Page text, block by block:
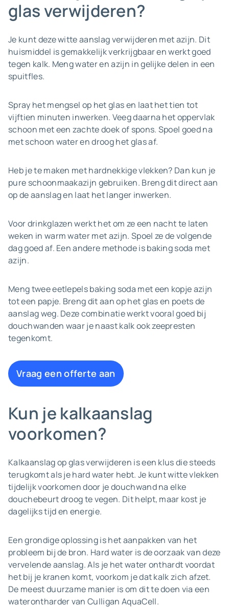
glas verwijderen?
Je kunt deze witte aanslag verwijderen met azijn. Dit
huismiddel is gemakkelijk verkrijgbaar en werkt goed
tegen kalk. Meng water en azijn in gelijke delen in een
spuitfles.
Spray het mengsel op het glas en laat het tien tot
vijftien minuten inwerken. Veeg daarna het oppervlak
schoon met een zachte doek of spons. Spoel goed na
met schoon water en droog het glas af.
Heb je te maken met hardnekkige vlekken? Dan kun je
pure schoonmaakazijn gebruiken. Breng dit direct aan
op de aanslag en laat het langer inwerken.
Voor drinkglazen werkt het om ze een nacht te laten
weken in warm water met azijn. Spoel ze de volgende
dag goed af. Een andere methode is baking soda met
azijn.
Meng twee eetlepels baking soda met een kopje azijn
tot een papje. Breng dit aan op het glas en poets de
aanslag weg. Deze combinatie werkt vooral goed bij
douchwanden waar je naast kalk ook zeepresten
tegenkomt.
Vraag een offerte aan
Kun je kalkaanslag
voorkomen?
Kalkaanslag op glas verwijderen is een klus die steeds
terugkomt als je hard water hebt. Je kunt witte vlekken
tijdelijk voorkomen door je douchwand na elke
douchebeurt droog te vegen. Dit helpt, maar kost je
dagelijks tijd en energie.
Een grondige oplossing is het aanpakken van het
probleem bij de bron. Hard water is de oorzaak van deze
vervelende aanslag. Als je het water onthardt voordat
het bij je kranen komt, voorkom je dat kalk zich afzet.
De meest duurzame manier is om dit te doen via een
waterontharder van Culligan AquaCell.